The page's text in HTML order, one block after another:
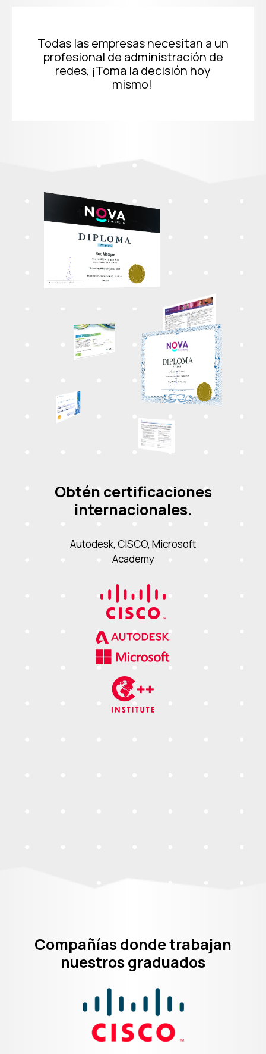
Todas las empresas necesitan a un
profesional de administración de
redes, ¡Toma la decisión hoy
mismo!
Obtén certificaciones
internacionales.
Autodesk, CISCO, Microsoft
Academy
Compañías donde trabajan
nuestros graduados